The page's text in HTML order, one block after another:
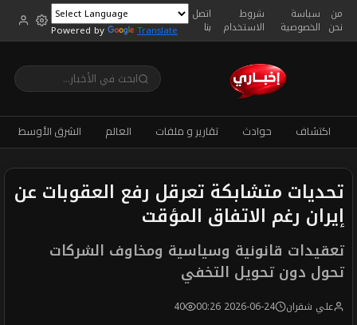
من
نحن
سياسة
الخصوصية
شروط
الاستخدام
اتصل
بنا Powered by Translate
اكتشاف حوادث تقارير و ملفات العالم الشرق الأوسط
تحديات متشابكة تعرقل رفع العقوبات عن
إيران رغم الاتفاق المؤقت
تعقيدات قانونية وسياسية ومخاوف الشركات
تحول دون تحويل التخفي
علي شقران 2026-06-24 00:26
40